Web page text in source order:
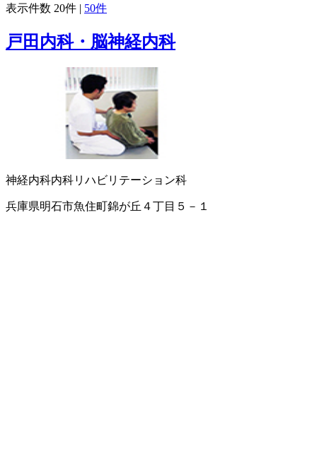
表示件数 20件 | 50件
戸田内科・脳神経内科
神経内科内科リハビリテーション科
兵庫県明石市魚住町錦が丘４丁目５－１